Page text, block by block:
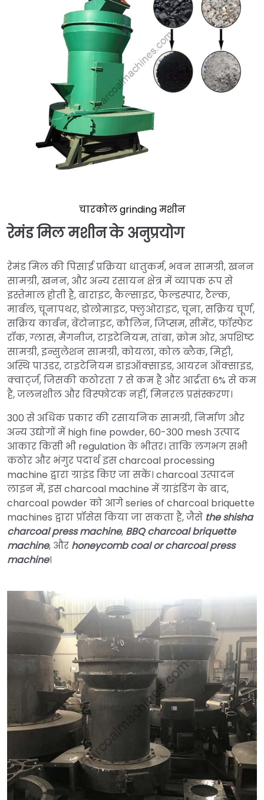
चारकोल grinding मशीन
रेमंड मिल मशीन के अनुप्रयोग
रेमंड मिल की पिसाई प्रक्रिया धातुकर्म, भवन सामग्री, खनन
सामग्री, खनन, और अन्य रसायन क्षेत्र में व्यापक रूप से
इस्तेमाल होती है, बाराइट, कैल्साइट, फेल्डस्पार, टैल्क,
मार्बल, चूनापथर, डोलोमाइट, फ्लुओराइट, चूना, सक्रिय चूर्ण,
सक्रिय कार्बन, बेंटोनाइट, कौलिन, जिप्सम, सीमेंट, फॉस्फेट
रॉक, ग्लास, मैंगनीज, टाइटेनियम, तांबा, क्रोम ओर, अपशिष्ट
सामग्री, इन्सुलेशन सामग्री, कोयला, कोल ब्लैक, मिट्टी,
अस्थि पाउडर, टाइटेनियम डाइऑक्साइड, आयरन ऑक्साइड,
क्वार्ट्ज, जिसकी कठोरता 7 से कम है और आर्द्रता 6% से कम
है, जलनशील और विस्फोटक नहीं, मिनरल प्रसंस्करण।
300 से अधिक प्रकार की रसायनिक सामग्री, निर्माण और
अन्य उद्योगों में high fine powder, 60-300 mesh उत्पाद
आकार किसी भी regulation के भीतर। ताकि लगभग सभी
कठोर और भंगुर पदार्थ इस charcoal processing
machine द्वारा ग्राइंड किए जा सकें। charcoal उत्पादन
लाइन में, इस charcoal machine में ग्राइंडिंग के बाद,
charcoal powder को आगे series of charcoal briquette
machines द्वारा प्रॉसेस किया जा सकता है, जैसे the shisha
charcoal press machine, BBQ charcoal briquette
machine, और honeycomb coal or charcoal press
machine।